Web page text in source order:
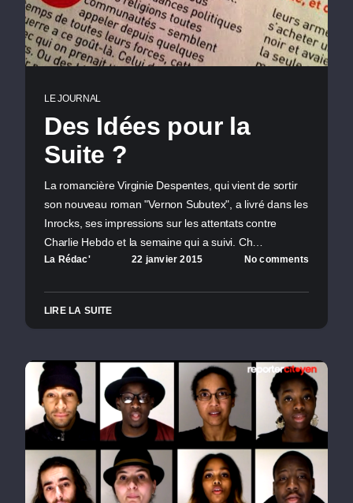
LE JOURNAL
Des Idées pour la
Suite ?
La romancière Virginie Despentes, qui vient de sortir
son nouveau roman "Vernon Subutex", a livré dans les
Inrocks, ses impressions sur les attentats contre
Charlie Hebdo et la semaine qui a suivi. Ch…
La Rédac' 22 janvier 2015 No comments
LIRE LA SUITE